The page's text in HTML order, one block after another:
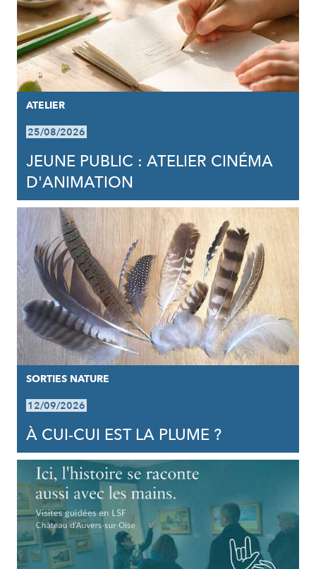
ATELIER
25/08/2026
JEUNE PUBLIC : ATELIER CINÉMA
D'ANIMATION
SORTIES NATURE
12/09/2026
À CUI-CUI EST LA PLUME ?